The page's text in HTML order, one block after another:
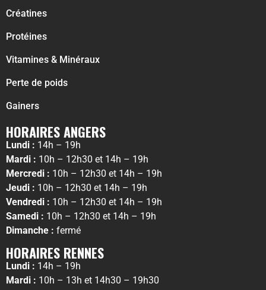
Créatines
Protéines
Vitamines & Minéraux
Perte de poids
Gainers
HORAIRES ANGERS
Lundi : 14h – 19h
Mardi : 10h – 12h30 et 14h – 19h
Mercredi : 10h – 12h30 et 14h – 19h
Jeudi : 10h – 12h30 et 14h – 19h
Vendredi : 10h – 12h30 et 14h – 19h
Samedi : 10h – 12h30 et 14h – 19h
Dimanche : fermé
HORAIRES RENNES
Lundi : 14h – 19h
Mardi : 10h – 13h et 14h30 – 19h30